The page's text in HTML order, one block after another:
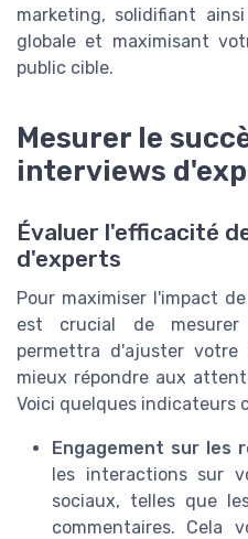
marketing, solidifiant
globale et maximisant
public cible.
Mesurer le
interviews
Évaluer l'efficacité
d'experts
Pour maximiser l'impact
est crucial de
permettra d'ajuster
mieux répondre aux
Voici quelques indicateurs
Engagement sur les
les interactions sur
sociaux, telles que
commentaires. Cela